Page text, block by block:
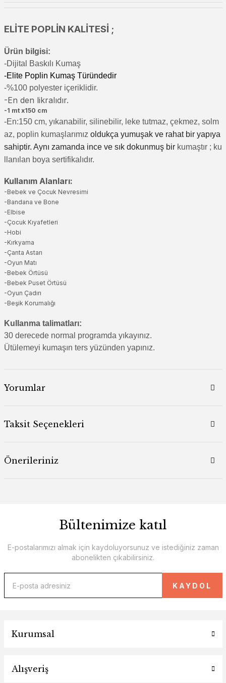
ELİTE POPLİN KALİTESİ ;
Ürün bilgisi:
-Dijital Baskılı Kumaş
-Elite Poplin Kumaş Türündedir
-%100 polyester içeriklidir.
-En den likralıdır.
-1 mt x150 cm
-En:150 cm, yıkanabilir, silinebilir, leke tutmaz, çekmez, solm
az, poplin kumaşlarımız oldukça yumuşak ve rahat bir yapıya
sahiptir. Aynı zamanda ince ve sık dokunmuş bir kumaştır ; ku
llanılan boya sertifikalıdır.
Kullanım Alanları:
-Bebek ve Çocuk Nevresimi
-Bandana ve Bone
-Elbise
-Çocuk Kıyafetleri
-Hobi
-Kırkyama
-Çanta Astarı
-Oyun Matı
-Bebek Örtüsü
-Bebek Puset Örtüsü
-Oyun Çadırı
-Beşik Korumalığı
Kullanma talimatları:
30 derecede normal programda yıkayınız.
Ütülemeyi kumaşın ters yüzünden yapınız.
Yorumlar
Taksit Seçenekleri
Önerileriniz
Bültenimize katıl
E-postalarımızı almak için kaydoluyorsunuz ve istediğiniz zaman
abonelikten çıkabilirsiniz.
KAYDOL
Kurumsal
Alışveriş